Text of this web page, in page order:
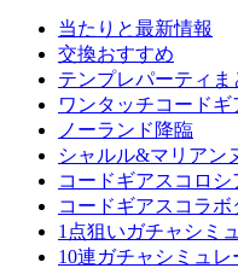
当たりと最新情報
交換おすすめ
テンプレパーティま
ワンタッチコードギ
ノーランド降臨
シャルル&マリアン
コードギアスコロシ
コードギアスコラボ
1点狙いガチャシミ
10連ガチャシミュレ